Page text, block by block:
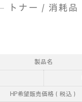
トナー / 消耗品
製品名
HP希望販売価格（税込）